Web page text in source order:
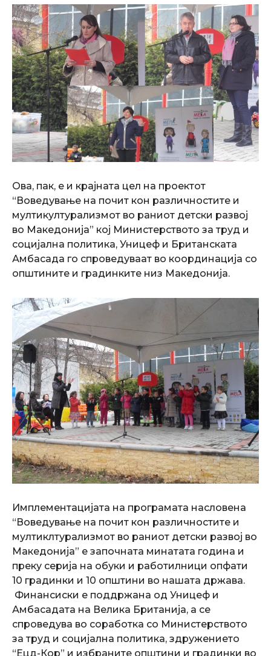
Ова, пак, е и крајната цел на проектот
“Воведување на почит кон различностите и
мултикултурализмот во раниот детски развој
во Македонија” кој Министерството за труд и
социјална политика, Уницеф и Британската
Амбасада го спроведуваат во координација со
општините и градинките низ Македонија.
Имплементацијата на програмата насловена
“Воведување на почит кон различностите и
мултиклтурализмот во раниот детски развој во
Македонија” е започната минатата година и
преку серија на обуки и работилници опфати
10 градинки и 10 општини во нашата држава.
Финансиски е поддржана од Уницеф и
Амбасадата на Велика Британија, а се
спроведува во соработка со Министерството
за труд и социјална политика, здружението
“Ецд-Кор” и избраните општини и градинки во